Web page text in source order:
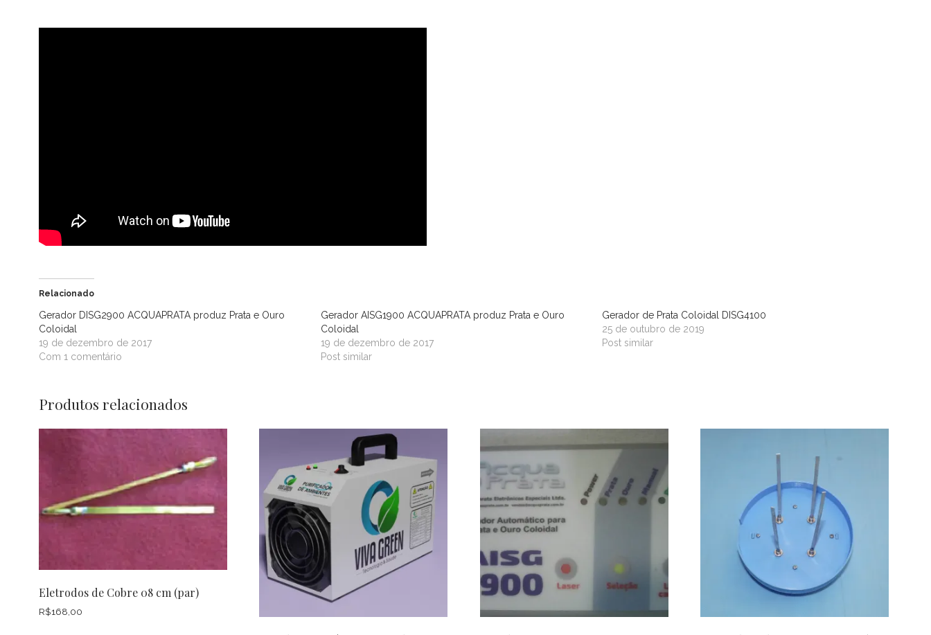
Relacionado
Gerador DISG2900 ACQUAPRATA produz Prata e Ouro
Coloidal
19 de dezembro de 2017
Com 1 comentário
Gerador AISG1900 ACQUAPRATA produz Prata e Ouro
Coloidal
19 de dezembro de 2017
Post similar
Gerador de Prata Coloidal DISG4100
25 de outubro de 2019
Post similar
Produtos relacionados
Eletrodos de Cobre 08 cm (par)
R$168,00